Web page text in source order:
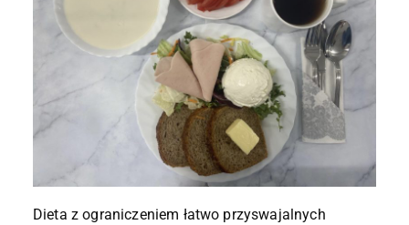
Dieta z ograniczeniem łatwo przyswajalnych